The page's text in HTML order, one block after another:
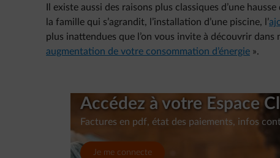
Il existe aussi des raisons plus classiques d’une
la famille qui s’agrandit, l’installation d’une piscine, l’
plus inattendues que l’on vous invite à découvrir dans
augmentation de votre consommation d’énergie ».
Accédez à votre Espace
Factures en pdf, état des paiements, infos
Je me connecte